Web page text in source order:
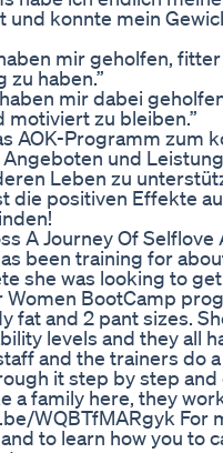
und konnte mein
mir geholfen,
zu haben.”
mir dabei
zu bleiben.”
AOK-Programm zum
und
Leben zu
die positiven Effekte
A Journey Of Selflove
been training for
she was looking to
BootCamp
fat and 2 pant sizes.
levels and they all
and the trainers do
it step by step
a family here, they
WQBTfMARgyk For
to learn how you to